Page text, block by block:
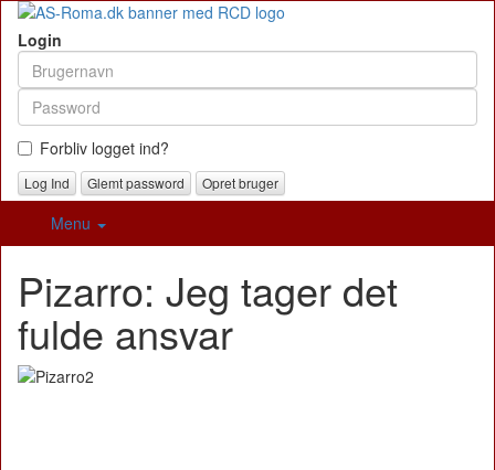
Login
Forbliv logget ind?
Glemt password Opret bruger
Menu
Pizarro: Jeg tager det
fulde ansvar